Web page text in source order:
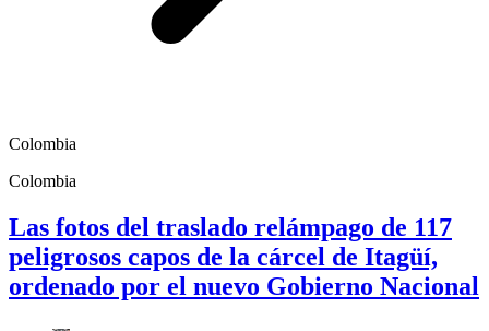
Colombia
Colombia
Las fotos del traslado relámpago de 117
peligrosos capos de la cárcel de Itagüí,
ordenado por el nuevo Gobierno Nacional